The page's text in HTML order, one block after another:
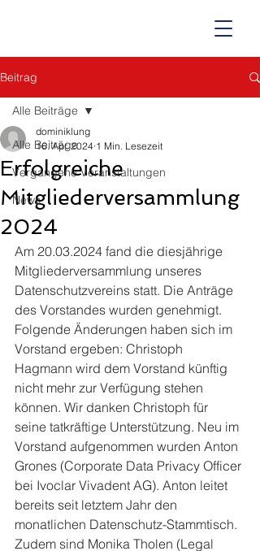
Beitrag
Alle Beiträge
Vergangene Veranstaltungen
News
Alle Beiträge
Erfolgreiche
Mitgliederversammlung
2024
dominiklung
16. Apr. 2024 1 Min. Lesezeit
Am 20.03.2024 fand die diesjährige
Mitgliederversammlung unseres
Datenschutzvereins statt. Die Anträge
des Vorstandes wurden genehmigt.
Folgende Änderungen haben sich im
Vorstand ergeben: Christoph
Hagmann wird dem Vorstand künftig
nicht mehr zur Verfügung stehen
können. Wir danken Christoph für
seine tatkräftige Unterstützung. Neu im
Vorstand aufgenommen wurden Anton
Grones (Corporate Data Privacy Officer
bei Ivoclar Vivadent AG). Anton leitet
bereits seit letztem Jahr den
monatlichen Datenschutz-Stammtisch.
Zudem sind Monika Tholen (Legal